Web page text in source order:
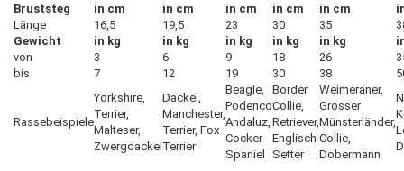
Bruststeg
in cm in cm in cm in cm in cm
Länge
16,5 19,5 23 30 35
Gewicht
in kg in kg in kg in kg in kg
von
3 6 9 18 26
bis
7 12 19 30 38
Rassebeispiele
Yorkshire,
Terrier,
Malteser,
Zwergdackel
Dackel,
Manchester,
Terrier, Fox
Terrier
Beagle,
Podenco
Andaluz,
Cocker
Spaniel
Border
Collie,
Retriever,
Englisch
Setter
Weimeraner,
Grosser
Münsterländer,
Collie,
Dobermann